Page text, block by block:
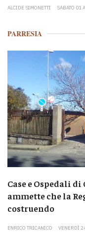
ALCIDE SIMONETTI SABATO 01
PARRESIA
Case e Ospedali
ammette che la
costruendo
ENRICO TRICANICO VENERDÌ